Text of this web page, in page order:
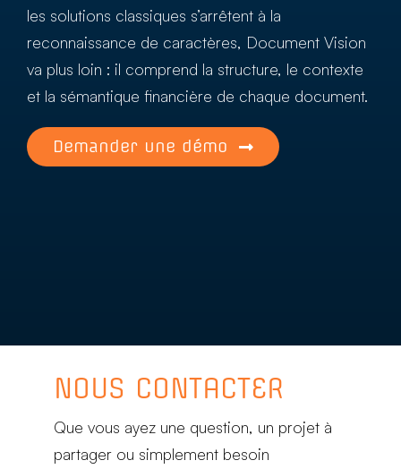
les solutions classiques s’arrêtent à la
reconnaissance de caractères, Document Vision
va plus loin : il comprend la structure, le contexte
et la sémantique financière de chaque document.
Demander une démo
NOUS CONTACTER
Que vous ayez une question, un projet à
partager ou simplement besoin